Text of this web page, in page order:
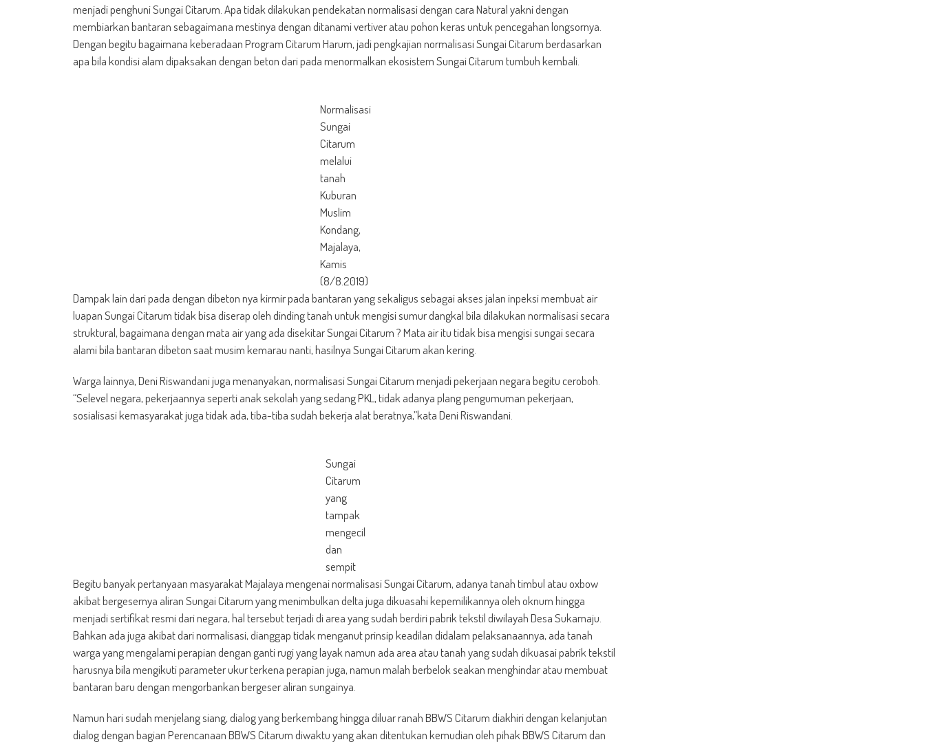
menjadi penghuni Sungai Citarum. Apa tidak dilakukan pendekatan normalisasi dengan cara Natural yakni dengan
membiarkan bantaran sebagaimana mestinya dengan ditanami vertiver atau pohon keras untuk pencegahan longsornya.
Dengan begitu bagaimana keberadaan Program Citarum Harum, jadi pengkajian normalisasi Sungai Citarum berdasarkan
apa bila kondisi alam dipaksakan dengan beton dari pada menormalkan ekosistem Sungai Citarum tumbuh kembali.
Normalisasi
Sungai
Citarum
melalui
tanah
Kuburan
Muslim
Kondang,
Majalaya,
Kamis
(8/8.2019)
Dampak lain dari pada dengan dibeton nya kirmir pada bantaran yang sekaligus sebagai akses jalan inpeksi membuat air
luapan Sungai Citarum tidak bisa diserap oleh dinding tanah untuk mengisi sumur dangkal bila dilakukan normalisasi secara
struktural, bagaimana dengan mata air yang ada disekitar Sungai Citarum ? Mata air itu tidak bisa mengisi sungai secara
alami bila bantaran dibeton saat musim kemarau nanti, hasilnya Sungai Citarum akan kering.
Warga lainnya, Deni Riswandani juga menanyakan, normalisasi Sungai Citarum menjadi pekerjaan negara begitu ceroboh.
“Selevel negara, pekerjaannya seperti anak sekolah yang sedang PKL, tidak adanya plang pengumuman pekerjaan,
sosialisasi kemasyarakat juga tidak ada, tiba-tiba sudah bekerja alat beratnya,”kata Deni Riswandani.
Sungai
Citarum
yang
tampak
mengecil
dan
sempit
Begitu banyak pertanyaan masyarakat Majalaya mengenai normalisasi Sungai Citarum, adanya tanah timbul atau oxbow
akibat bergesernya aliran Sungai Citarum yang menimbulkan delta juga dikuasahi kepemilikannya oleh oknum hingga
menjadi sertifikat resmi dari negara, hal tersebut terjadi di area yang sudah berdiri pabrik tekstil diwilayah Desa Sukamaju.
Bahkan ada juga akibat dari normalisasi, dianggap tidak menganut prinsip keadilan didalam pelaksanaannya, ada tanah
warga yang mengalami perapian dengan ganti rugi yang layak namun ada area atau tanah yang sudah dikuasai pabrik tekstil
harusnya bila mengikuti parameter ukur terkena perapian juga, namun malah berbelok seakan menghindar atau membuat
bantaran baru dengan mengorbankan bergeser aliran sungainya.
Namun hari sudah menjelang siang, dialog yang berkembang hingga diluar ranah BBWS Citarum diakhiri dengan kelanjutan
dialog dengan bagian Perencanaan BBWS Citarum diwaktu yang akan ditentukan kemudian oleh pihak BBWS Citarum dan